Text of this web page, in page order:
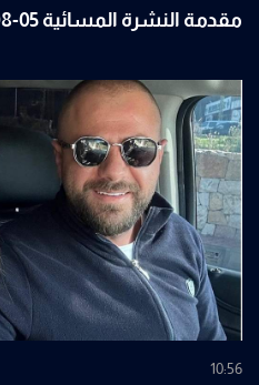
مقدمة النشرة المسائية 05-08-2026
10:56